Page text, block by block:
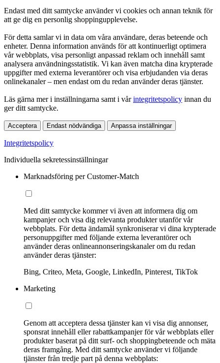
Endast med ditt samtycke använder vi cookies och annan teknik för
att ge dig en personlig shoppingupplevelse.
För detta samlar vi in data om våra användare, deras beteende och
enheter. Denna information används för att kontinuerligt optimera
vår webbplats, visa personligt anpassad reklam och innehåll samt
analysera användningsstatistik. Vi kan även matcha dina krypterade
uppgifter med externa leverantörer och visa erbjudanden via deras
onlinekanaler – men endast om du redan använder deras tjänster.
Läs gärna mer i inställningarna samt i vårintegritetspolicy innan du
ger ditt samtycke.
Acceptera Endast nödvändiga Anpassa inställningar
Integritetspolicy
Individuella sekretessinställningar
Marknadsföring per Customer-Match
Med ditt samtycke kommer vi även att informera dig om
kampanjer och visa dig relevanta produkter utanför vår
webbplats. För detta ändamål synkroniserar vi dina krypterade
personuppgifter med följande externa leverantörer och
använder deras onlineannonseringskanaler om du redan
använder deras tjänster:
Bing, Criteo, Meta, Google, LinkedIn, Pinterest, TikTok
Marketing
Genom att acceptera dessa tjänster kan vi visa dig annonser,
sponsrat innehåll eller rabattkampanjer för vår webbplats eller
produkter baserat på ditt surf- och shoppingbeteende och mäta
deras framgång. Med ditt samtycke använder vi följande
tjänster från tredje part på denna webbplats: